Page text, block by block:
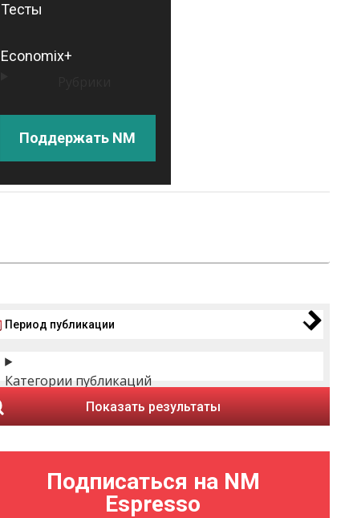
Тесты
Economix+
Поддержать NM
Период публикации
Категории публикаций
Показать результаты
Подписаться на NM
Espresso